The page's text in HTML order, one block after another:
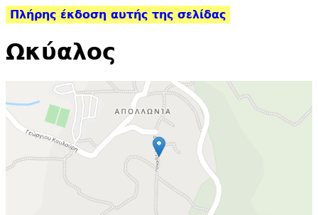
Πλήρης έκδοση αυτής της σελίδας
Ωκύαλος